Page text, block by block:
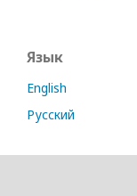
Язык
English
Русский